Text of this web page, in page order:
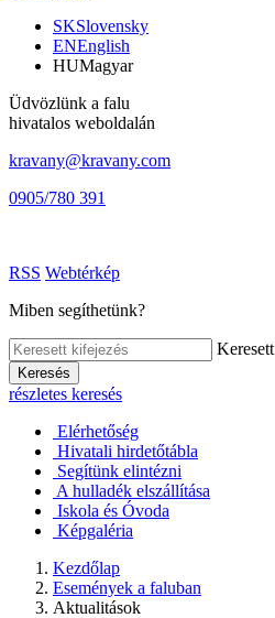
SKSlovensky
ENEnglish
HUMagyar
Üdvözlünk a falu
hivatalos weboldalán
kravany@kravany.com
0905/780 391
RSS Webtérkép
Miben segíthetünk?
Keresés
részletes keresés
Elérhetőség
Hivatali hirdetőtábla
Segítünk elintézni
A hulladék elszállítása
Iskola és Óvoda
Képgaléria
Kezdőlap
Események a faluban
Aktualitások